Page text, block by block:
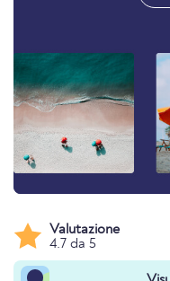
Valutazione
4.7 da 5